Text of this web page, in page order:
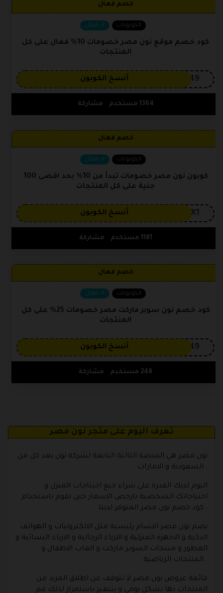
خصم فعال
الكوبونات فعال
كود خصم موقع نون مصر خصومات 10% فعال على كل
المنتجات
OP149 أنسخ الكوبون
1364 مستخدم مشاركة
خصم فعال
الكوبونات فعال
كوبون نون مصر خصومات تبدأ من 10% بحد اقصى 100
جنية على كل المنتجات
CX1 أنسخ الكوبون
1181 مستخدم مشاركة
خصم فعال
الكوبونات فعال
كود خصم نون سوبر ماركت مصر خصومات 25% على كل
المنتجات
OP149 أنسخ الكوبون
248 مستخدم مشاركة
تعرف اليوم على متجر نون مصر
نون مصر هي المنصة الثالثة التابعة لشركة نون بعد كل من
السعودية و الامارات .
اليوم لديك القدرة على شراء جيع احيتاجات المنزل و
احتياجاتك الشخصية بارخص الاسعار حين تقوم باستخدام
كود خصم نون مصر المتوفر لدينا .
يضم نون مصر اقسام رئيسية مثل الالكترونيات و الهواتف
الذكية و الاجهزة المنزلية و الازياء الرجالية و الازياء النسائية و
العطور و منتجات السوبر ماركت و العاب الاطفال و
المنتجات الرياضية .
قائمة عروض نون مصر لا تتوقف عن اطلاق المزيد من
المنتجات بها بشكل يومي و يتتغير باستمرار لذلك قم